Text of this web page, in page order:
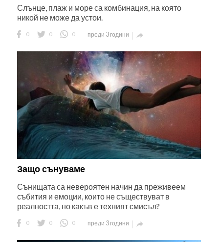
Слънце, плаж и море са комбинация, на която
никой не може да устои.
0 0 0 преди 3 години 
Защо сънуваме
Сънищата са невероятен начин да преживеем
събития и емоции, които не съществуват в
реалността, но какъв е техният смисъл?
0 0 0 преди 3 години 